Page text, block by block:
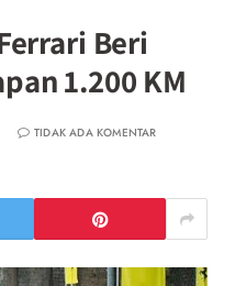
Beri
1.200 KM
TIDAK ADA KOMENTAR